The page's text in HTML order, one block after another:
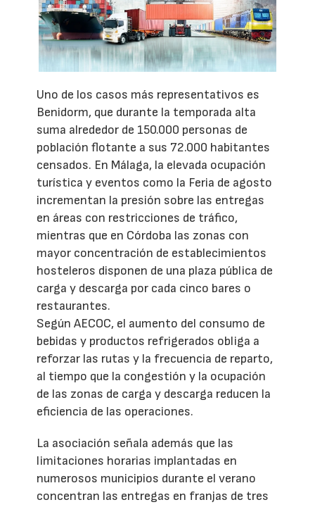
Uno de los casos más representativos es
Benidorm, que durante la temporada alta
suma alrededor de 150.000 personas de
población flotante a sus 72.000 habitantes
censados. En Málaga, la elevada ocupación
turística y eventos como la Feria de agosto
incrementan la presión sobre las entregas
en áreas con restricciones de tráfico,
mientras que en Córdoba las zonas con
mayor concentración de establecimientos
hosteleros disponen de una plaza pública de
carga y descarga por cada cinco bares o
restaurantes.
Según AECOC, el aumento del consumo de
bebidas y productos refrigerados obliga a
reforzar las rutas y la frecuencia de reparto,
al tiempo que la congestión y la ocupación
de las zonas de carga y descarga reducen la
eficiencia de las operaciones.
La asociación señala además que las
limitaciones horarias implantadas en
numerosos municipios durante el verano
concentran las entregas en franjas de tres